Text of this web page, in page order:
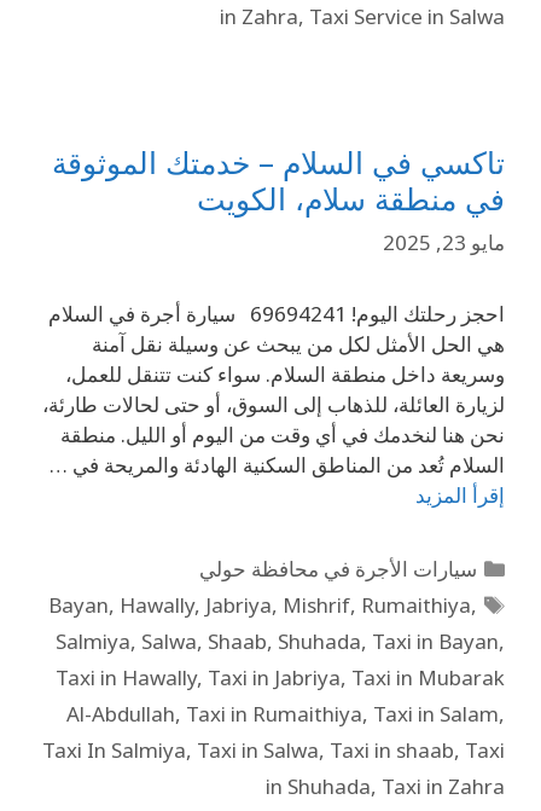
in Zahra, Taxi Service in Salwa
تاكسي في السلام – خدمتك الموثوقة
في منطقة سلام، الكويت
مايو 23, 2025
احجز رحلتك اليوم! 69694241 سيارة أجرة في السلام
هي الحل الأمثل لكل من يبحث عن وسيلة نقل آمنة
وسريعة داخل منطقة السلام. سواء كنت تتنقل للعمل،
لزيارة العائلة، للذهاب إلى السوق، أو حتى لحالات طارئة،
نحن هنا لنخدمك في أي وقت من اليوم أو الليل. منطقة
السلام تُعد من المناطق السكنية الهادئة والمريحة في …
إقرأ المزيد
سيارات الأجرة في محافظة حولي
Bayan, Hawally, Jabriya, Mishrif, Rumaithiya,
Salmiya, Salwa, Shaab, Shuhada, Taxi in Bayan,
Taxi in Hawally, Taxi in Jabriya, Taxi in Mubarak
Al-Abdullah, Taxi in Rumaithiya, Taxi in Salam,
Taxi In Salmiya, Taxi in Salwa, Taxi in shaab, Taxi
in Shuhada, Taxi in Zahra